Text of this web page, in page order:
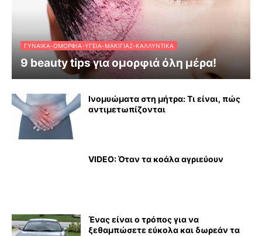
ΓΥΝΑΊΚΑ-ΟΜΟΡΦΙΆ-ΥΓΕΊΑ-ΜΑΚΙΓΙΆΖ-ΚΑΛΛΥΝΤΙΚΆ
9 beauty tips για ομορφιά όλη μέρα!
Ινομυώματα στη μήτρα: Τι είναι, πώς
αντιμετωπίζονται
VIDEO: Όταν τα κοάλα αγριεύουν
Ένας είναι ο τρόπος για να
ξεθαμπώσετε εύκολα και δωρεάν τα